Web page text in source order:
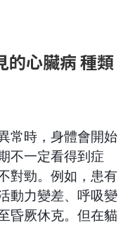
的心臟病 種類
常時，身體會開始
不一定看得到症
對勁。例如，患有
動力變差、呼吸變
昏厥休克。但在貓